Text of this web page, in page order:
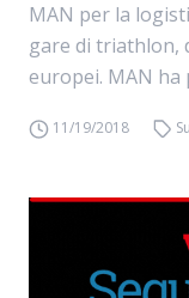
MAN per la
gare di triathlon,
europei. MAN ha
11/19/2018